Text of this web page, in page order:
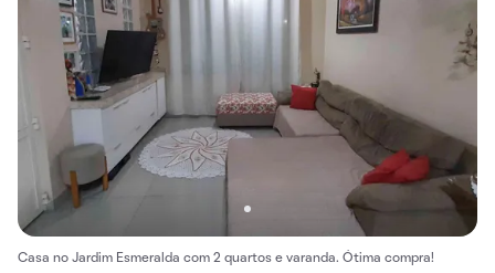
Casa no Jardim Esmeralda com 2 quartos e varanda. Ótima compra!